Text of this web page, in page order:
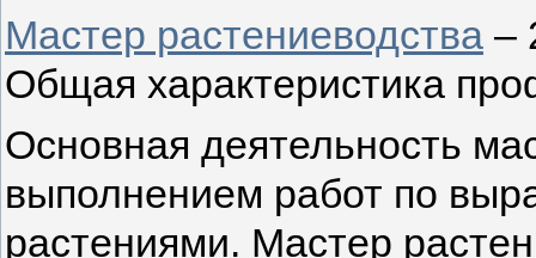
Мастер растениеводства –
Общая характеристика
Основная деятельность
выполнением работ по
растениями. Мастер